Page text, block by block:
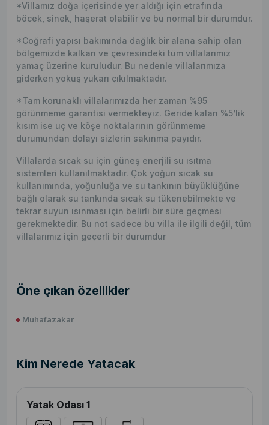
*Villamız doğa içerisinde yer aldığı için etrafında
böcek, sinek, haşerat olabilir ve bu normal bir durumdur.
*Coğrafi yapısı bakımında dağlık bir alana sahip olan
bölgemizde kalkan ve çevresindeki tüm villalarımız
yamaç üzerine kuruludur. Bu nedenle villalarımıza
giderken yokuş yukarı çıkılmaktadır.
*Tam korunaklı villalarımızda her zaman %95
görünmeme garantisi vermekteyiz. Geride kalan %5’lik
kısım ise uç ve köşe noktalarının görünmeme
durumundan dolayı sizlerin sakınma payıdır.
Villalarda sıcak su için güneş enerjili su ısıtma
sistemleri kullanılmaktadır. Çok yoğun sıcak su
kullanımında, yoğunluğa ve su tankının büyüklüğüne
bağlı olarak su tankında sıcak su tükenebilmekte ve
tekrar suyun ısınması için belirli bir süre geçmesi
gerekmektedir. Bu not sadece bu villa ile ilgili değil, tüm
villalarımız için geçerli bir durumdur
Öne çıkan özellikler
Muhafazakar
Kim Nerede Yatacak
Yatak Odası 1